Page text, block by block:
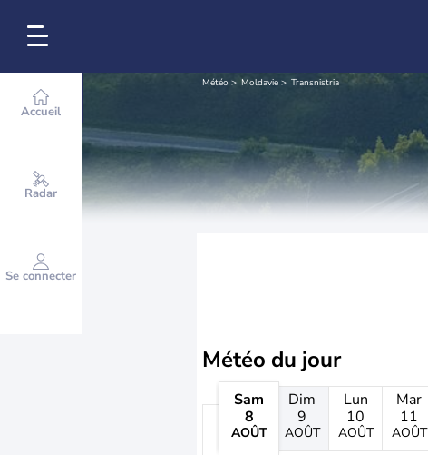
Accueil
Radar
Se connecter
Météo Moldavie Transnistria
Météo du jour
Sam
8
AOÛT
Dim
9
AOÛT
Lun
10
AOÛT
Mar
11
AOÛT